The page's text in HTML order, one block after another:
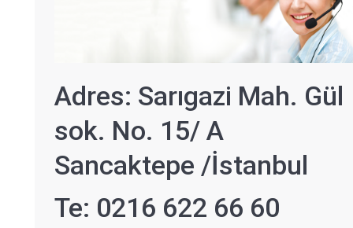
Adres: Sarıgazi Mah. Gül
sok. No. 15/ A
Sancaktepe /İstanbul
Te: 0216 622 66 60